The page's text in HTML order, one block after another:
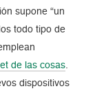
supone “un
todo tipo de
de las cosas.
dispositivos